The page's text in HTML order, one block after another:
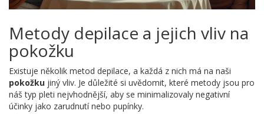
Metody depilace a jejich vliv na
pokožku
Existuje několik metod depilace, a každá z nich má na naši
pokožku jiný vliv. Je důležité si uvědomit, které metody jsou pro
náš typ pleti nejvhodnější, aby se minimalizovaly negativní
účinky jako zarudnutí nebo pupínky.